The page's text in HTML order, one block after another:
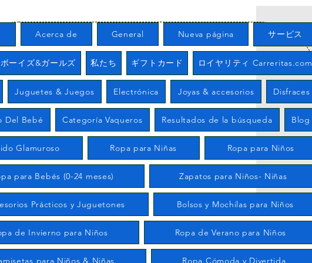
Acerca de General Nueva página サービス
ーイズ&ガールズ 私たち ギフトカード ロイヤリティ Carreritas.com
Juguetes & Juegos Electrónica Joyas & accesorios Disfraces
Del Bebé Categoría Vaqueros Resultados de la búsqueda Blog
Glamuroso Ropa para Niñas Ropa para Niños
para Bebés (0-24 meses) Zapatos para Niños- Niñas
Prácticos y Juguetones Bolsos y Mochilas para Niños
de Invierno para Niños Ropa de Verano para Niños
para Niños & Niñas Ropa Cómoda y Divertida